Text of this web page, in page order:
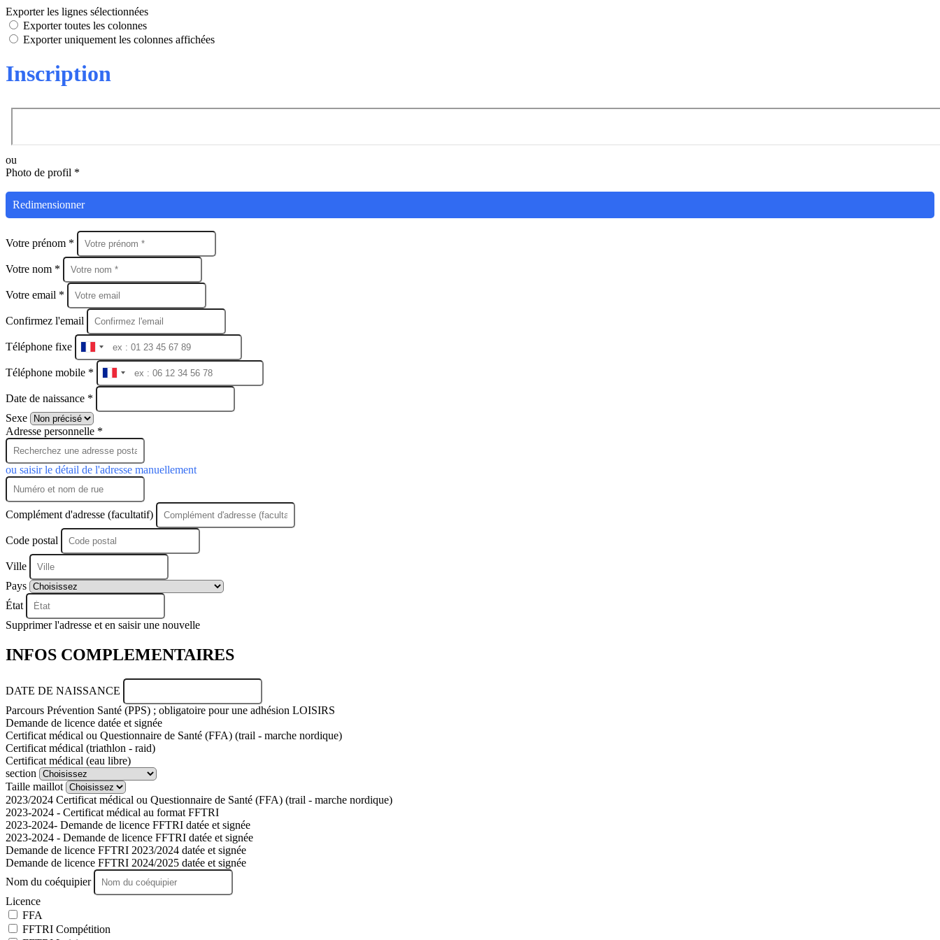
Exporter les lignes sélectionnées
Exporter toutes les colonnes
Exporter uniquement les colonnes affichées
Inscription
ou
Photo de profil *
Redimensionner
Votre prénom *
Votre nom *
Votre email *
Confirmez l'email
Téléphone fixe
France
+33
Téléphone mobile *
France
+33
Date de naissance *
Sexe
Adresse personnelle *
ou saisir le détail de l'adresse manuellement
Complément d'adresse (facultatif)
Code postal
Ville
Pays
État
Supprimer l'adresse et en saisir une nouvelle
INFOS COMPLEMENTAIRES
DATE DE NAISSANCE
Parcours Prévention Santé (PPS) ; obligatoire pour une adhésion LOISIRS
Demande de licence datée et signée
Certificat médical ou Questionnaire de Santé (FFA) (trail - marche nordique)
Certificat médical (triathlon - raid)
Certificat médical (eau libre)
section
Taille maillot
2023/2024 Certificat médical ou Questionnaire de Santé (FFA) (trail - marche nordique)
2023-2024 - Certificat médical au format FFTRI
2023-2024- Demande de licence FFTRI datée et signée
2023-2024 - Demande de licence FFTRI datée et signée
Demande de licence FFTRI 2023/2024 datée et signée
Demande de licence FFTRI 2024/2025 datée et signée
Nom du coéquipier
Licence
FFA
FFTRI Compétition